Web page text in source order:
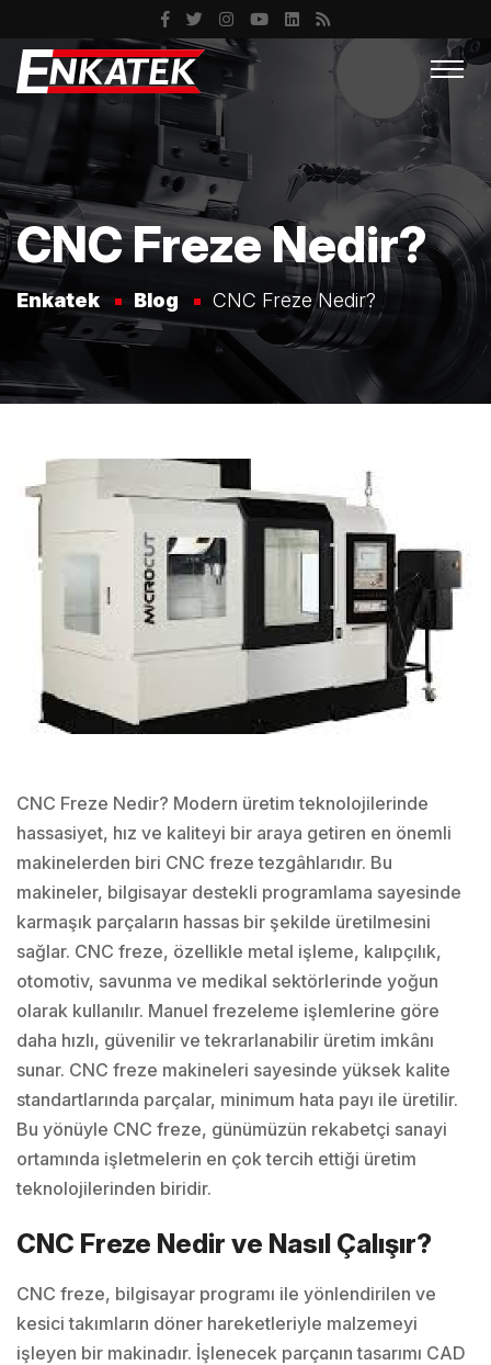
CNC Freze Nedir?
Enkatek Blog CNC Freze Nedir?
CNC Freze Nedir? Modern üretim teknolojilerinde
hassasiyet, hız ve kaliteyi bir araya getiren en önemli
makinelerden biri CNC freze tezgâhlarıdır. Bu
makineler, bilgisayar destekli programlama sayesinde
karmaşık parçaların hassas bir şekilde üretilmesini
sağlar. CNC freze, özellikle metal işleme, kalıpçılık,
otomotiv, savunma ve medikal sektörlerinde yoğun
olarak kullanılır. Manuel frezeleme işlemlerine göre
daha hızlı, güvenilir ve tekrarlanabilir üretim imkânı
sunar. CNC freze makineleri sayesinde yüksek kalite
standartlarında parçalar, minimum hata payı ile üretilir.
Bu yönüyle CNC freze, günümüzün rekabetçi sanayi
ortamında işletmelerin en çok tercih ettiği üretim
teknolojilerinden biridir.
CNC Freze Nedir ve Nasıl Çalışır?
CNC freze, bilgisayar programı ile yönlendirilen ve
kesici takımların döner hareketleriyle malzemeyi
işleyen bir makinadır. İşlenecek parçanın tasarımı CAD